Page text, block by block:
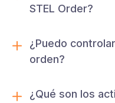
STEL Order?
¿Puedo
orden?
¿Qué son los